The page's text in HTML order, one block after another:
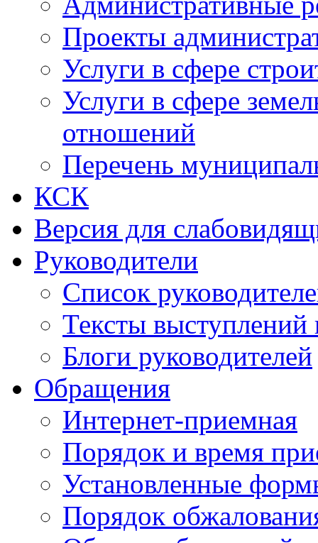
Проекты
Услуги в сфере
Услуги в сфере
отношений
Перечень
КСК
Версия для
Руководители
Список
Тексты выступлений
Блоги руководителей
Обращения
Интернет-приемная
Порядок и время
Установленные
Порядок